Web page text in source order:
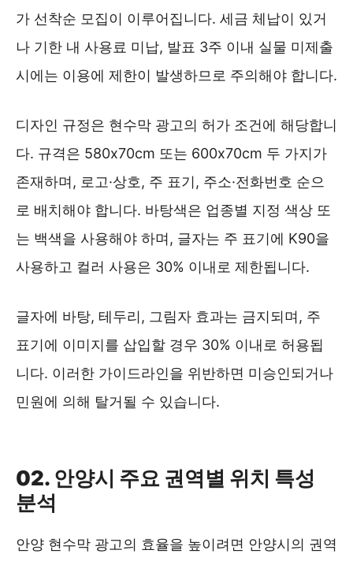
가 선착순 모집이 이루어집니다. 세금 체납이 있거
나 기한 내 사용료 미납, 발표 3주 이내 실물 미제출
시에는 이용에 제한이 발생하므로 주의해야 합니다.
디자인 규정은 현수막 광고의 허가 조건에 해당합니
다. 규격은 580x70cm 또는 600x70cm 두 가지가
존재하며, 로고·상호, 주 표기, 주소·전화번호 순으
로 배치해야 합니다. 바탕색은 업종별 지정 색상 또
는 백색을 사용해야 하며, 글자는 주 표기에 K90을
사용하고 컬러 사용은 30% 이내로 제한됩니다.
글자에 바탕, 테두리, 그림자 효과는 금지되며, 주
표기에 이미지를 삽입할 경우 30% 이내로 허용됩
니다. 이러한 가이드라인을 위반하면 미승인되거나
민원에 의해 탈거될 수 있습니다.
02. 안양시 주요 권역별 위치 특성
분석
안양 현수막 광고의 효율을 높이려면 안양시의 권역